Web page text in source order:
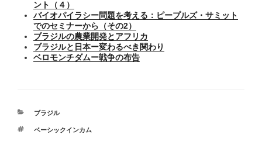
ント（４）
バイオパイラシー問題を考える：ピープルズ・サミット
でのセミナーから（その2）
ブラジルの農業開発とアフリカ
ブラジルと日本ー変わるべき関わり
ベロモンチダムー戦争の布告
カ
ゴ
ブラジル
タ
ベーシックインカム